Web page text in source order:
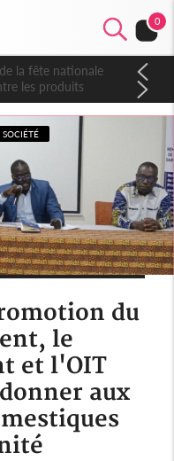
0
la fête nationale
les produits
SOCIÉTÉ
du
le
et l'OIT
aux